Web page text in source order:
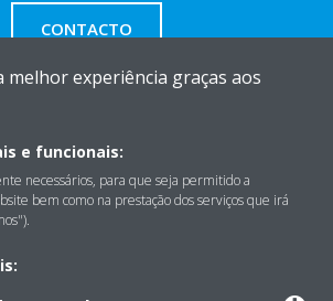
CONTACTO
melhor experiência graças aos
e funcionais:
necessários, para que seja permitido a
bem como na prestação dos serviços que irá